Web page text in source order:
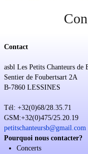
Contact
asbl Les Petits Chanteurs de
Sentier de Foubertsart 2A
B-7860 LESSINES
Tél: +32(0)68/28.35.71
GSM:+32(0)475/25.20.19
petitschanteursb@gmail.com
Pourquoi nous contacter?
Concerts